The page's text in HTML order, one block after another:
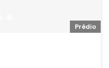
Prédio